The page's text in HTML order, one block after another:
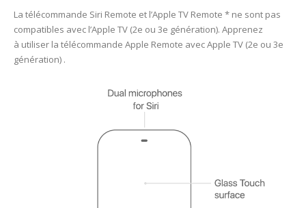
La télécommande Siri Remote et l’Apple TV Remote * ne sont pas
compatibles avec l’Apple TV (2e ou 3e génération). Apprenez
à utiliser la télécommande Apple Remote avec Apple TV (2e ou 3e
génération) .